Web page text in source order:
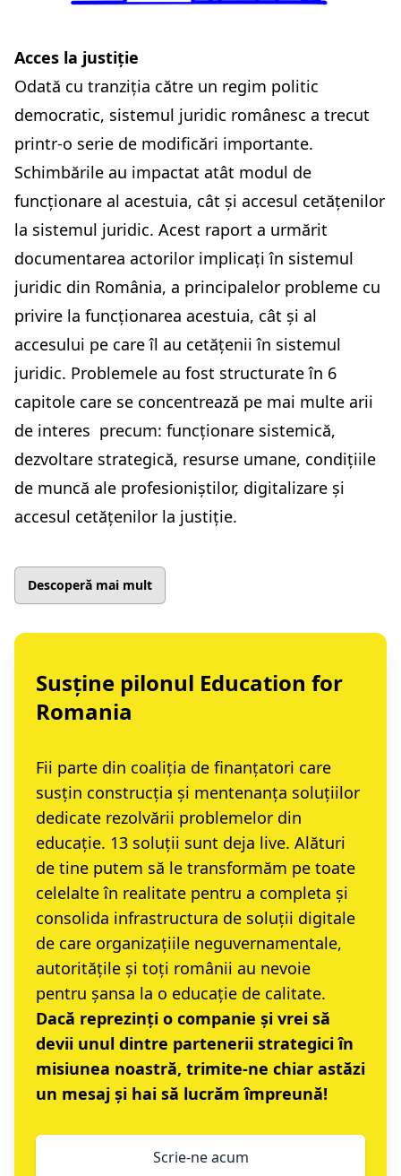
Acces la justiție
Odată cu tranziția către un regim politic
democratic, sistemul juridic românesc a trecut
printr-o serie de modificări importante.
Schimbările au impactat atât modul de
funcționare al acestuia, cât și accesul cetățenilor
la sistemul juridic. Acest raport a urmărit
documentarea actorilor implicați în sistemul
juridic din România, a principalelor probleme cu
privire la funcționarea acestuia, cât și al
accesului pe care îl au cetățenii în sistemul
juridic. Problemele au fost structurate în 6
capitole care se concentrează pe mai multe arii
de interes precum: funcționare sistemică,
dezvoltare strategică, resurse umane, condițiile
de muncă ale profesioniștilor, digitalizare și
accesul cetățenilor la justiție.
Descoperă mai mult
Susține pilonul Education for
Romania
Fii parte din coaliția de finanțatori care
susțin construcția și mentenanța soluțiilor
dedicate rezolvării problemelor din
educație. 13 soluții sunt deja live. Alături
de tine putem să le transformăm pe toate
celelalte în realitate pentru a completa și
consolida infrastructura de soluții digitale
de care organizațiile neguvernamentale,
autoritățile și toți românii au nevoie
pentru șansa la o educație de calitate.
Dacă reprezinți o companie și vrei să
devii unul dintre partenerii strategici în
misiunea noastră, trimite-ne chiar astăzi
un mesaj și hai să lucrăm împreună!
Scrie-ne acum